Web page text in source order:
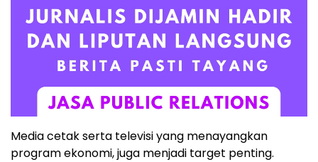
Media cetak serta televisi yang menayangkan
program ekonomi, juga menjadi target penting.